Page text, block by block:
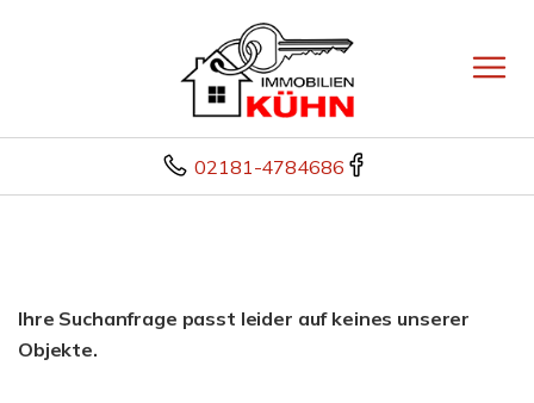
02181-4784686
Ihre Suchanfrage passt leider auf keines unserer
Objekte.